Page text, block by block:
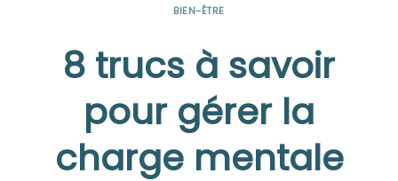
BIEN-ÊTRE
8 trucs à savoir
pour gérer la
charge mentale